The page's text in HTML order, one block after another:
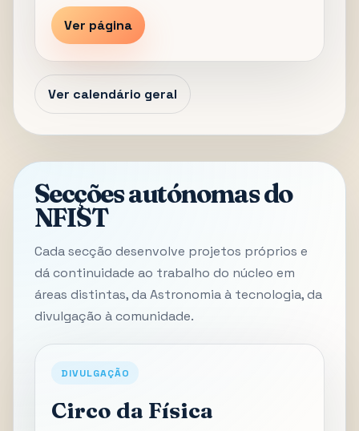
Ver página
Ver calendário geral
Secções autónomas do
NFIST
Cada secção desenvolve projetos próprios e
dá continuidade ao trabalho do núcleo em
áreas distintas, da Astronomia à tecnologia, da
divulgação à comunidade.
DIVULGAÇÃO
Circo da Física